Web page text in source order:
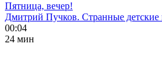
Пятница, вечер!
Дмитрий Пучков. Странные детские
00:04
24 мин